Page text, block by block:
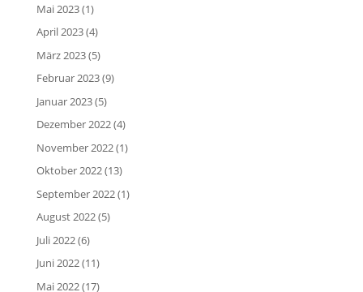
Mai 2023(1)
April 2023(4)
März 2023(5)
Februar 2023(9)
Januar 2023(5)
Dezember 2022(4)
November 2022(1)
Oktober 2022(13)
September 2022(1)
August 2022(5)
Juli 2022(6)
Juni 2022(11)
Mai 2022(17)